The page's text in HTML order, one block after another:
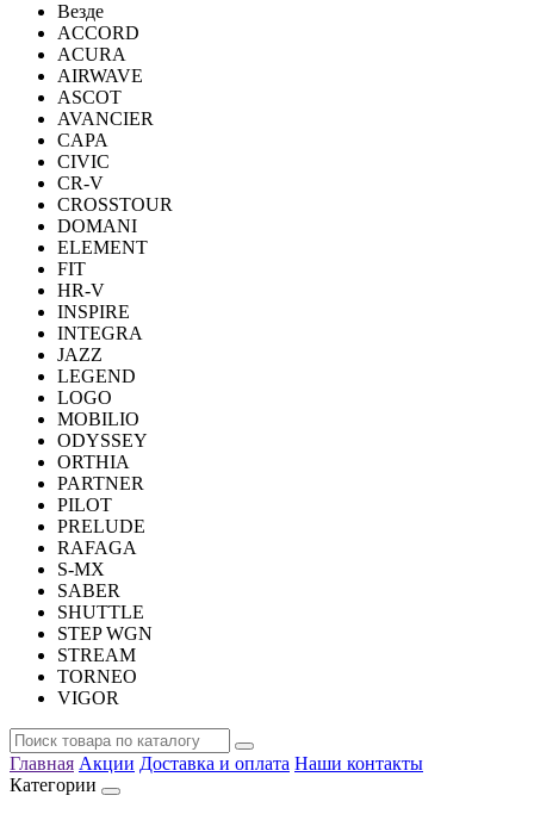
Везде
ACCORD
ACURA
AIRWAVE
ASCOT
AVANCIER
CAPA
CIVIC
CR-V
CROSSTOUR
DOMANI
ELEMENT
FIT
HR-V
INSPIRE
INTEGRA
JAZZ
LEGEND
LOGO
MOBILIO
ODYSSEY
ORTHIA
PARTNER
PILOT
PRELUDE
RAFAGA
S-MX
SABER
SHUTTLE
STEP WGN
STREAM
TORNEO
VIGOR
Главная Акции Доставка и оплата Наши контакты
Категории